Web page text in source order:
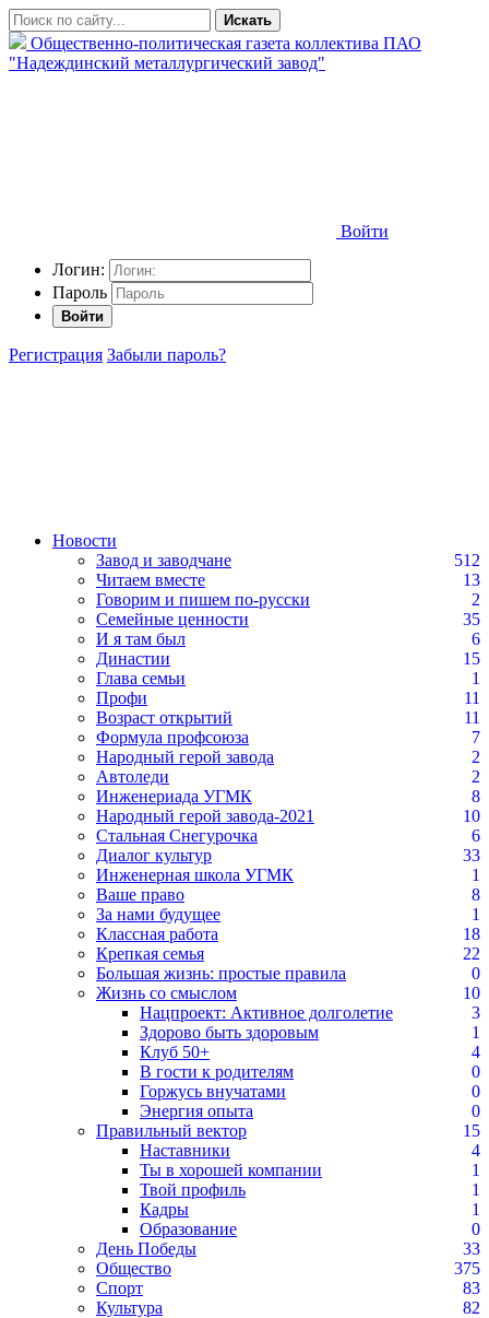
Искать
Общественно-политическая газета коллектива ПАО
"Надеждинский металлургический завод"
Войти
Логин:
Пароль
Войти
Регистрация Забыли пароль?
Новости
Завод и заводчане
512
Читаем вместе
13
Говорим и пишем по-русски
2
Семейные ценности
35
И я там был
6
Династии
15
Глава семьи
1
Профи
11
Возраст открытий
11
Формула профсоюза
7
Народный герой завода
2
Автоледи
2
Инженериада УГМК
8
Народный герой завода-2021
10
Стальная Снегурочка
6
Диалог культур
33
Инженерная школа УГМК
1
Ваше право
8
За нами будущее
1
Классная работа
18
Крепкая семья
22
Большая жизнь: простые правила
0
Жизнь со смыслом
10
Нацпроект: Активное долголетие
3
Здорово быть здоровым
1
Клуб 50+
4
В гости к родителям
0
Горжусь внучатами
0
Энергия опыта
0
Правильный вектор
15
Наставники
4
Ты в хорошей компании
1
Твой профиль
1
Кадры
1
Образование
0
День Победы
33
Общество
375
Спорт
83
Культура
82